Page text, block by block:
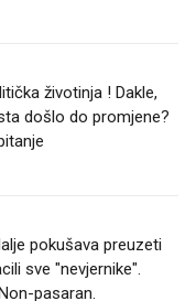
životinja ! Dakle,
došlo do promjene?
pokušava preuzeti
sve "nevjernike".
pasaran.